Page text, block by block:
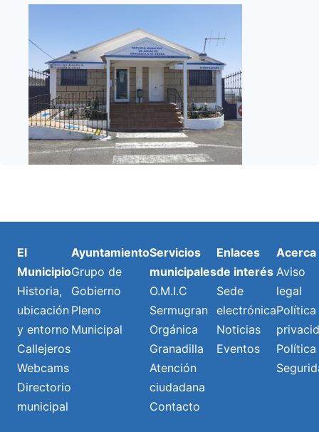
El
Municipio
Historia,
ubicación
y entorno
Callejeros
Webcams
Directorio
municipal
Ayuntamiento
Grupo de
Gobierno
Pleno
Municipal
Servicios
municipales
O.M.I.C
Sermugran
Orgánica
Granadilla
Atención
ciudadana
Contacto
Enlaces
de interés
Sede
electrónica
Noticias
Eventos
Acerca
Aviso
legal
Política
Política